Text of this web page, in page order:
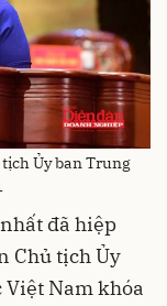
Ủy ban Trung
đã hiệp
Chủ tịch Ủy
Nam khóa